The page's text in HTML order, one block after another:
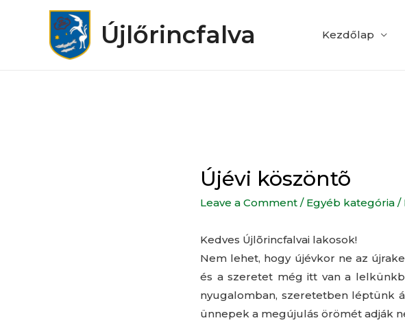
Újlőrincfalva Kezdőlap
Újévi köszöntõ
Leave a Comment / Egyéb kategória /
Kedves Újlõrincfalvai lakosok!
Nem lehet, hogy újévkor ne az
és a szeretet még itt van a
nyugalomban, szeretetben léptünk
ünnepek a megújulás örömét adják